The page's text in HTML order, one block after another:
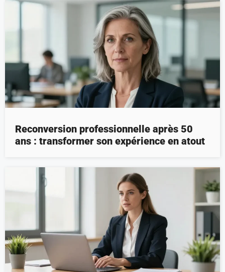
Reconversion professionnelle après 50
ans : transformer son expérience en atout